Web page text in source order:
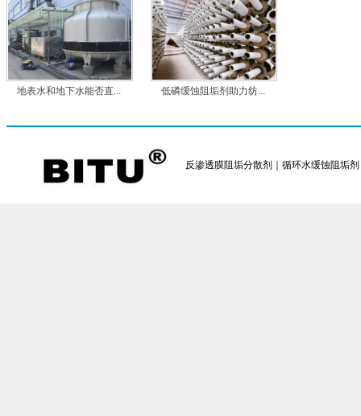
地表水和地下水能否直... 低磷缓蚀阻垢剂助力纺...
反渗透膜阻垢分散剂｜循环水缓蚀阻垢